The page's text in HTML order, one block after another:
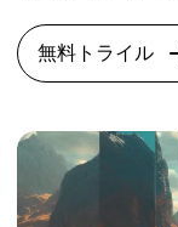
無料トライル